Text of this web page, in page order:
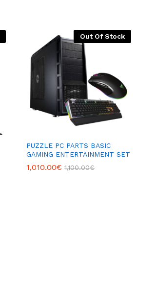
Out Of Stock
PUZZLE PC PARTS BASIC
GAMING ENTERTAINMENT SET
1,010.00€ 1,100.00€